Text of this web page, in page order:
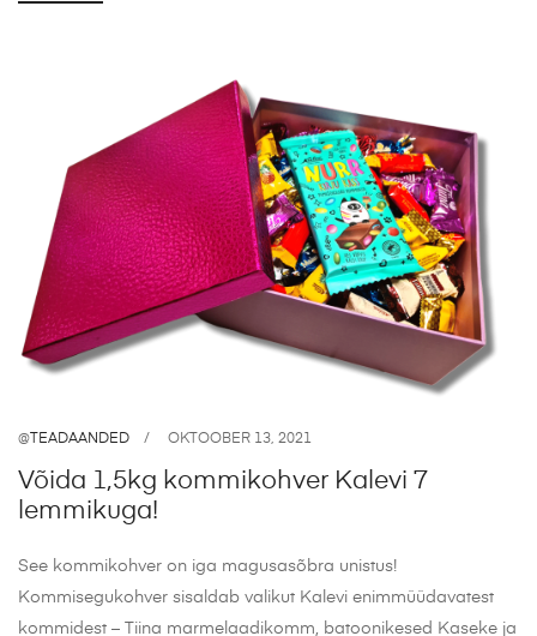
@ TEADAANDED OKTOOBER 13, 2021
Võida 1,5kg kommikohver Kalevi 7
lemmikuga!
See kommikohver on iga magusasõbra unistus!
Kommisegukohver sisaldab valikut Kalevi enimmüüdavatest
kommidest – Tiina marmelaadikomm, batoonikesed Kaseke ja